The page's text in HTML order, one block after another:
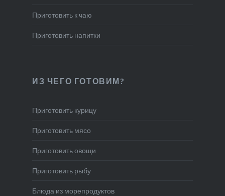
Приготовить к чаю
Приготовить напитки
ИЗ ЧЕГО ГОТОВИМ?
Приготовить курицу
Приготовить мясо
Приготовить овощи
Приготовить рыбу
Блюда из морепродуктов